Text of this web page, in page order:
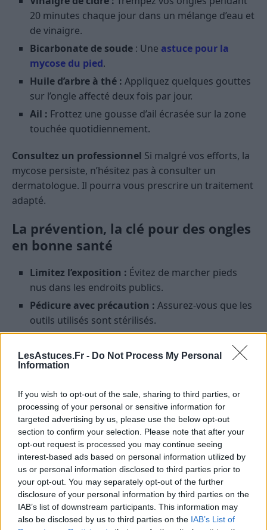
LesAstuces.Fr - Do Not Process My Personal
Information
If you wish to opt-out of the sale, sharing to third parties, or
processing of your personal or sensitive information for
targeted advertising by us, please use the below opt-out
section to confirm your selection. Please note that after your
opt-out request is processed you may continue seeing
interest-based ads based on personal information utilized by
us or personal information disclosed to third parties prior to
your opt-out. You may separately opt-out of the further
disclosure of your personal information by third parties on the
IAB’s list of downstream participants. This information may
also be disclosed by us to third parties on the IAB’s List of
20 minutes chaque jour dans un mélange d’eau et
de vinaigre.
Bicarbonate de soude : Une astuce pour la
mycose du pied.
Huile d’arbre à thé : Appliquez quelques gouttes
sur l’ongle affecté deux fois par jour.
Ail : Frottez une gousse d’ail écrasée sur la zone
touchée quotidiennement.
Consultez un professionnel Si malgré vos efforts, la
mycose persiste, n’hésitez pas à consulter un
dermatologue. Il pourra vous prescrire un traitement
adapté.
La prévention, la clé pour des ongles
en bonne santé
Limitez l’exposition : Évitez de marcher pieds
nus dans les endroits publics.
Pédicure avec précaution : Assurez-vous que les
outils utilisés sont stérilisés.
Renforcez votre système immunitaire :Adoptez
unealimentation équilibrée , dormez
suffisamment et gérez votre stress.
Découvrez d’autres conseils pour prévenir les
mycoses cutanées.
Conclusion
Stop aux mycoses des ongles ! Avec un peu de
prévention et en adoptant les bons réflexes, vous
pouvez dire adieu à ces infections désagréables et
retrouver des ongles en parfaite santé. À vous les
belles manucures et les pieds légers sur la plage !